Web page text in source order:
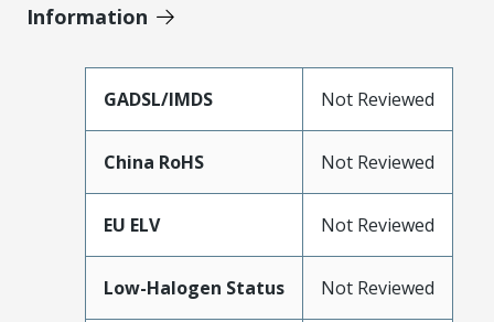
Information
GADSL/IMDS Not Reviewed
China RoHS Not Reviewed
EU ELV Not Reviewed
Low-Halogen Status Not Reviewed